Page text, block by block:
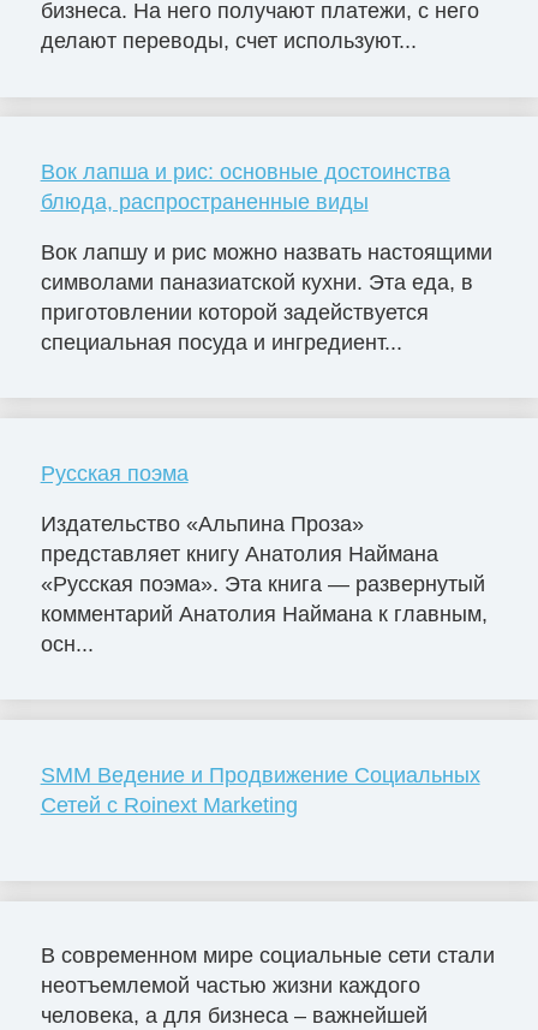
бизнеса. На него получают платежи, с него
делают переводы, счет используют...
Вок лапша и рис: основные достоинства
блюда, распространенные виды
Вок лапшу и рис можно назвать настоящими
символами паназиатской кухни. Эта еда, в
приготовлении которой задействуется
специальная посуда и ингредиент...
Русская поэма
Издательство «Альпина Проза»
представляет книгу Анатолия Наймана
«Русская поэма». Эта книга — развернутый
комментарий Анатолия Наймана к главным,
осн...
SMM Ведение и Продвижение Социальных
Сетей с Roinext Marketing
В современном мире социальные сети стали
неотъемлемой частью жизни каждого
человека, а для бизнеса – важнейшей